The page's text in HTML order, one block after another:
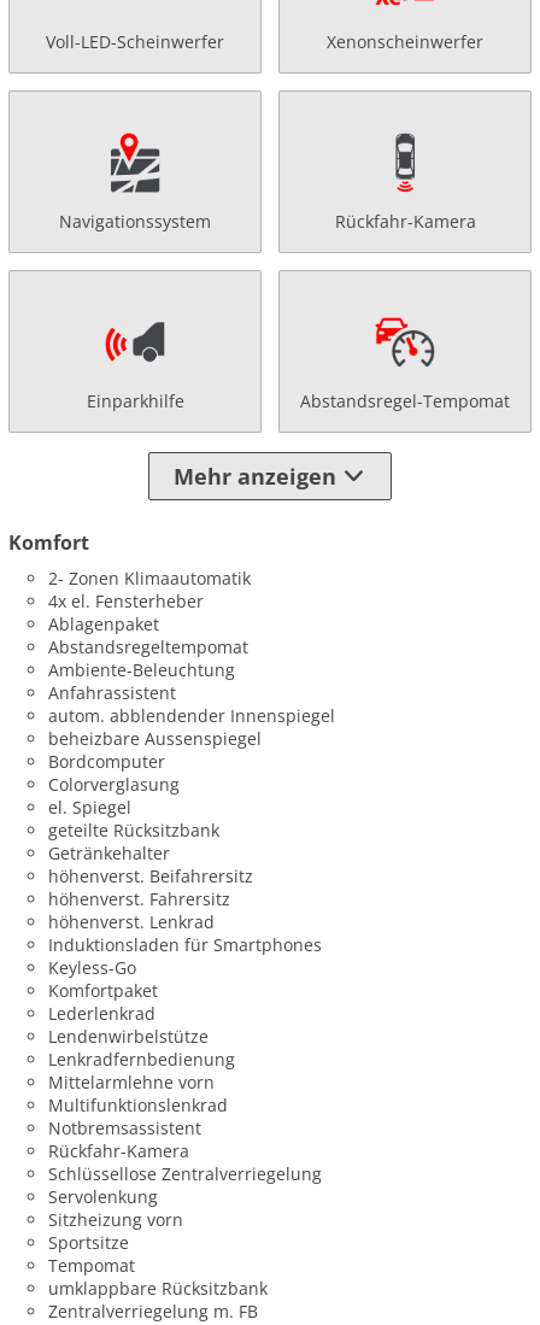
Voll-LED-Scheinwerfer Xenonscheinwerfer
Navigationssystem Rückfahr-Kamera
Einparkhilfe Abstandsregel-Tempomat
Mehr anzeigen
Komfort
2- Zonen Klimaautomatik
4x el. Fensterheber
Ablagenpaket
Abstandsregeltempomat
Ambiente-Beleuchtung
Anfahrassistent
autom. abblendender Innenspiegel
beheizbare Aussenspiegel
Bordcomputer
Colorverglasung
el. Spiegel
geteilte Rücksitzbank
Getränkehalter
höhenverst. Beifahrersitz
höhenverst. Fahrersitz
höhenverst. Lenkrad
Induktionsladen für Smartphones
Keyless-Go
Komfortpaket
Lederlenkrad
Lendenwirbelstütze
Lenkradfernbedienung
Mittelarmlehne vorn
Multifunktionslenkrad
Notbremsassistent
Rückfahr-Kamera
Schlüssellose Zentralverriegelung
Servolenkung
Sitzheizung vorn
Sportsitze
Tempomat
umklappbare Rücksitzbank
Zentralverriegelung m. FB